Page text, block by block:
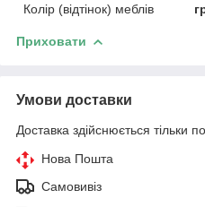
Колір (відтінок) меблів
Приховати
Умови доставки
Доставка здійснюється тільки
Нова Пошта
Самовивіз